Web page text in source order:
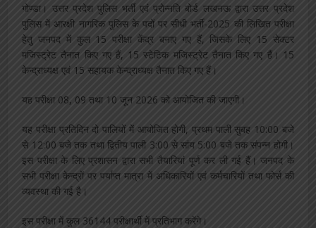
गोण्डा। उत्तर प्रदेश पुलिस भर्ती एवं प्रोन्नति बोर्ड लखनऊ द्वारा उत्तर प्रदेश
पुलिस में आरक्षी नागरिक पुलिस के पदों पर सीधी भर्ती-2025 की लिखित परीक्षा
हेतु जनपद में कुल 15 परीक्षा केंद्र बनाए गए हैं, जिसके लिए 15 सेक्टर
मजिस्ट्रेट तैनात किए गए हैं, 15 स्टेटिक मजिस्ट्रेट तैनात किए गए हैं। 15
केन्द्राध्यक्ष एवं 15 सहायक केन्द्राध्यक्ष तैनात किए गए हैं।
यह परीक्षा 08, 09 तथा 10 जून 2026 को आयोजित की जाएगी।
यह परीक्षा प्रतिदिन दो पालियों में आयोजित होगी, प्रथम पाली सुबह 10:00 बजे
से 12:00 बजे तक तथा द्वितीय पाली 3:00 से सांय 5:00 बजे तक संपन्न होगी।
इस परीक्षा के लिए प्रशासन द्वारा सभी तैयारियां पूर्ण कर ली गई हैं। जनपद के
सभी परीक्षा केन्द्रों पर पर्याप्त मात्रा में अधिकारियों एवं कर्मचारियों तथा फोर्स की
व्यवस्था की गई है।
इस परीक्षा में कुल 36144 परीक्षार्थी में प्रतिभाग करेंगे।